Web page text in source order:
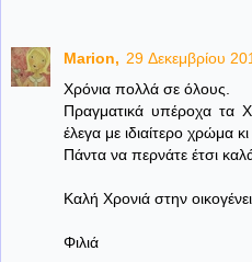
Μarion, 29 Δεκεμβρίου
Xρόνια πολλά σε όλους.
Πραγματικά υπέροχα τα
έλεγα με ιδιαίτερο χρώμα
Πάντα να περνάτε έτσι
Καλή Χρονιά στην
Φιλιά